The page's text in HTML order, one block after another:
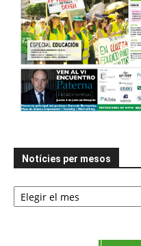
Notícies per mesos
Notícies
per